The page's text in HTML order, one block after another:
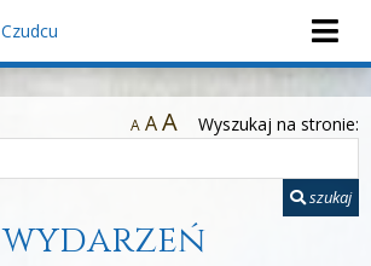
A AA Wyszukaj na stronie:
szukaj